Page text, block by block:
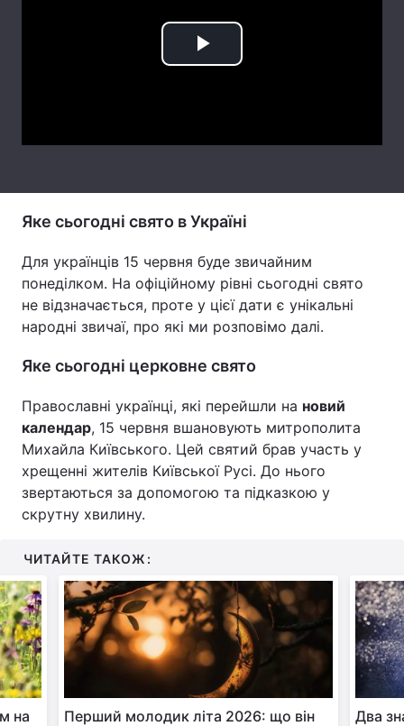
Тема оформлення
Play
Яке сьогодні свято в Україні
Для українців 15 червня буде звичайним
понеділком. На офіційному рівні сьогодні свято
не відзначається, проте у цієї дати є унікальні
народні звичаї, про які ми розповімо далі.
Яке сьогодні церковне свято
Православні українці, які перейшли на новий
календар, 15 червня вшановують митрополита
Михайла Київського. Цей святий брав участь у
хрещенні жителів Київської Русі. До нього
звертаються за допомогою та підказкою у
скрутну хвилину.
ЧИТАЙТЕ ТАКОЖ:
на
Перший молодик літа 2026: що він
Два